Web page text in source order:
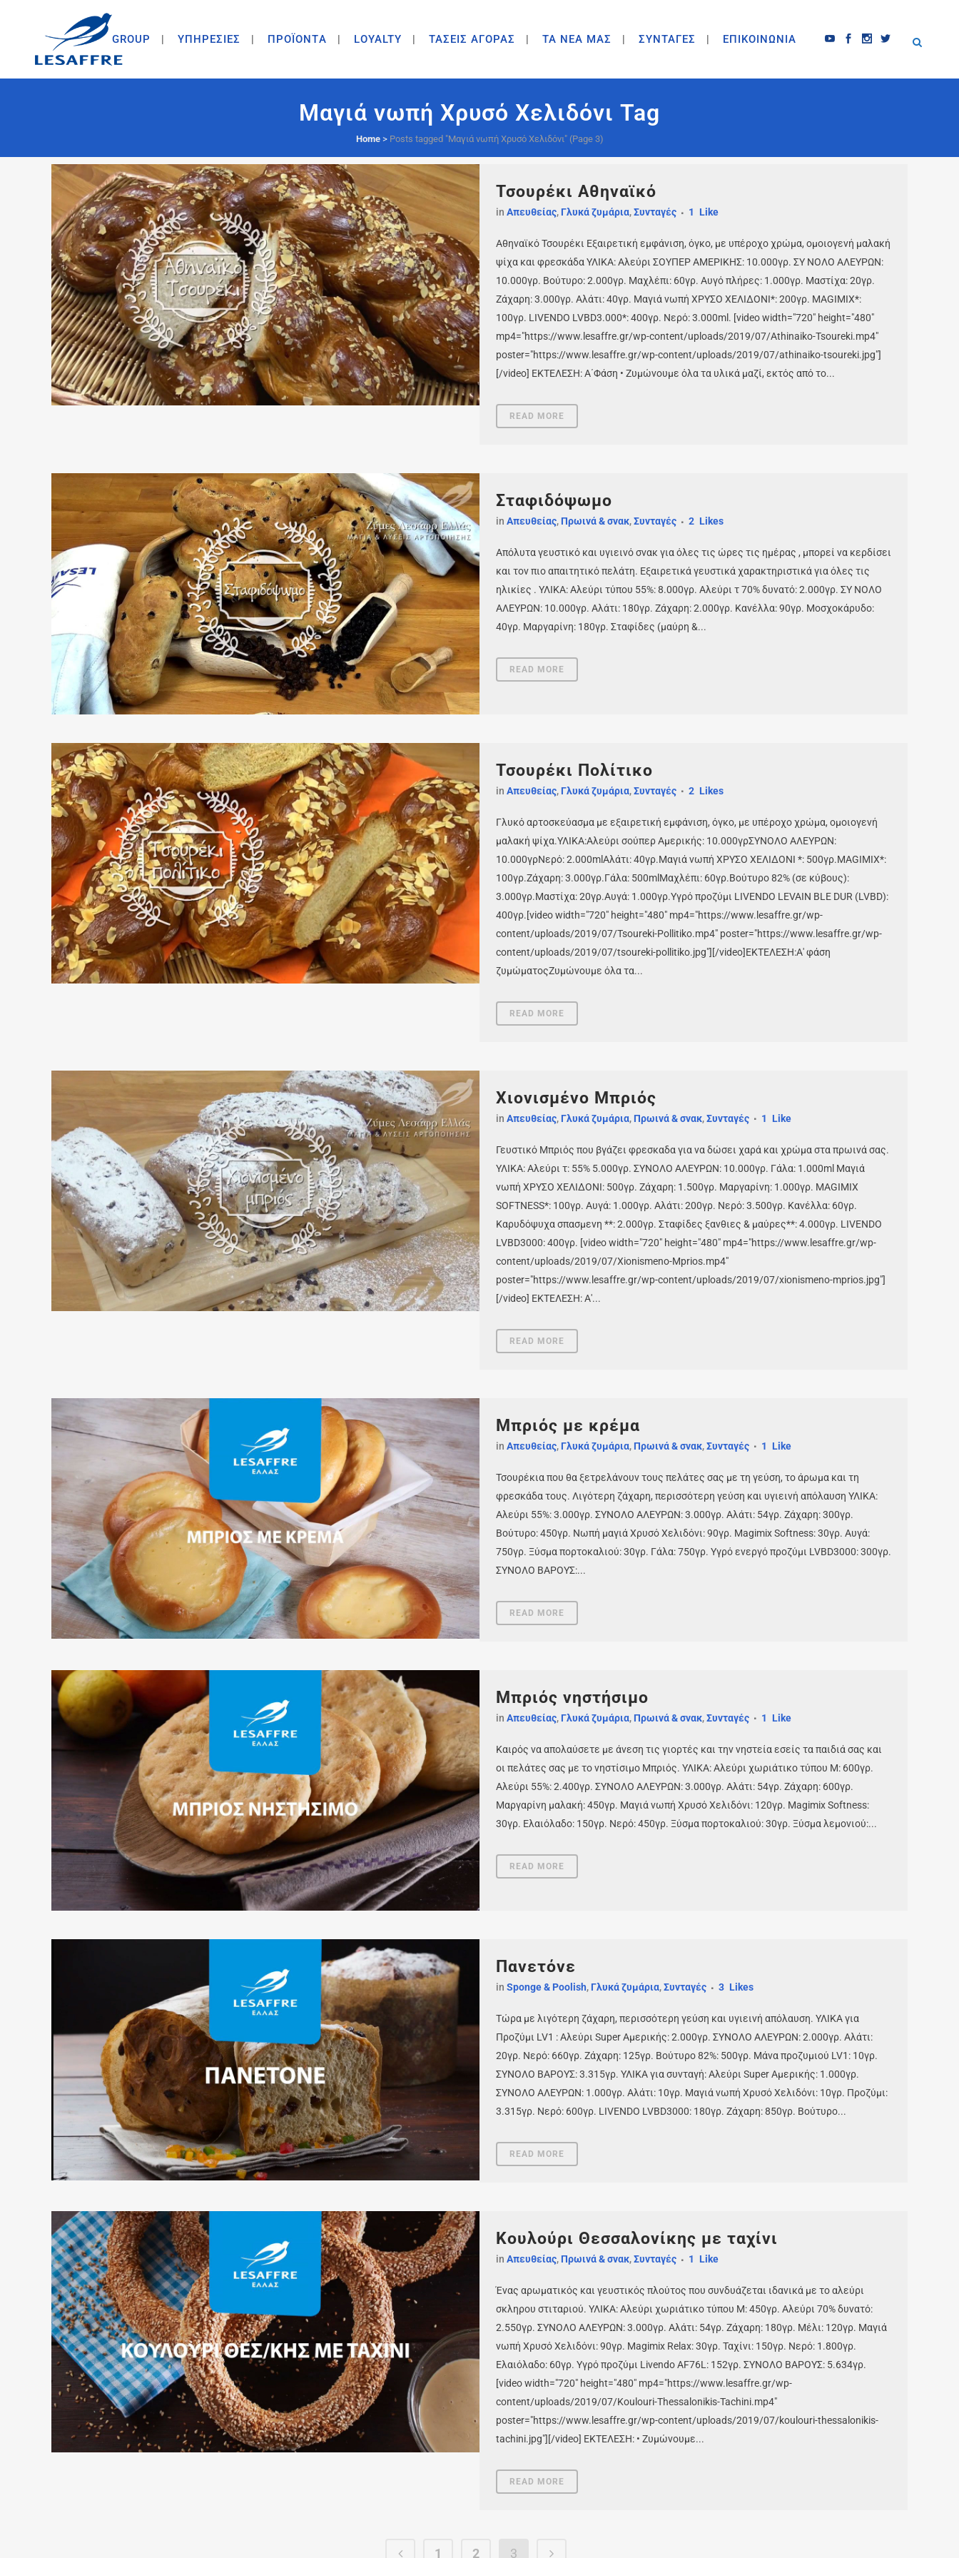
GROUP ΥΠΗΡΕΣΙΕΣ ΠΡΟΪΟΝΤA LOYALTY ΤΑΣΕΙΣ ΑΓΟΡΑΣ ΤΑ ΝΕΑ ΜΑΣ ΣΥΝΤΑΓΕΣ ΕΠΙΚΟΙΝΩΝΙΑ
Μαγιά νωπή Χρυσό Χελιδόνι Tag
Home> Posts tagged "Μαγιά νωπή Χρυσό Χελιδόνι"(Page 3)
Τσουρέκι Αθηναϊκό
in Απευθείας, Γλυκά ζυμάρια,Συνταγές 1 Like
Αθηναϊκό Τσουρέκι Εξαιρετική εμφάνιση, όγκο, με υπέροχο χρώμα, ομοιογενή μαλακή
ψίχα και φρεσκάδα ΥΛΙΚΑ: Αλεύρι ΣΟΥΠΕΡ ΑΜΕΡΙΚΗΣ: 10.000γρ. ΣΥ ΝΟΛΟ ΑΛΕΥΡΩΝ:
10.000γρ. Βούτυρο: 2.000γρ. Μαχλέπι: 60γρ. Αυγό πλήρες: 1.000γρ. Μαστίχα: 20γρ.
Ζάχαρη: 3.000γρ. Αλάτι: 40γρ. Μαγιά νωπή ΧΡΥΣΟ ΧΕΛΙΔΟΝΙ*: 200γρ. MAGIMIX*:
100γρ. LIVENDO LVBD3.000*: 400γρ. Νερό: 3.000ml. [video width="720" height="480"
mp4="https://www.lesaffre.gr/wp-content/uploads/2019/07/Athinaiko-Tsoureki.mp4"
poster="https://www.lesaffre.gr/wp-content/uploads/2019/07/athinaiko-tsoureki.jpg"]
[/video] ΕΚΤΕΛΕΣΗ: Α΄Φάση • Ζυμώνουμε όλα τα υλικά μαζί, εκτός από το...
READ MORE
Σταφιδόψωμο
in Απευθείας, Πρωινά & σνακ,Συνταγές 2 Likes
Απόλυτα γευστικό και υγιεινό σνακ για όλες τις ώρες τις ημέρας , μπορεί να κερδίσει
και τον πιο απαιτητικό πελάτη. Εξαιρετικά γευστικά χαρακτηριστικά για όλες τις
ηλικίες . ΥΛΙΚΑ: Αλεύρι τύπου 55%: 8.000γρ. Αλεύρι τ 70% δυνατό: 2.000γρ. ΣΥ ΝΟΛΟ
ΑΛΕΥΡΩΝ: 10.000γρ. Αλάτι: 180γρ. Ζάχαρη: 2.000γρ. Κανέλλα: 90γρ. Μοσχοκάρυδο:
40γρ. Μαργαρίνη: 180γρ. Σταφίδες (μαύρη &...
READ MORE
Τσουρέκι Πολίτικο
in Απευθείας, Γλυκά ζυμάρια,Συνταγές 2 Likes
Γλυκό αρτοσκεύασμα με εξαιρετική εμφάνιση, όγκο, με υπέροχο χρώμα, ομοιογενή
μαλακή ψίχα.ΥΛΙΚΑ:Αλεύρι σούπερ Aμερικής: 10.000γρΣΥΝΟΛΟ ΑΛΕΥΡΩΝ:
10.000γρΝερό: 2.000mlΑλάτι: 40γρ.Μαγιά νωπή ΧΡΥΣΟ ΧΕΛΙΔΟΝΙ *: 500γρ.MAGIMIX*:
100γρ.Ζάχαρη: 3.000γρ.Γάλα: 500mlΜαχλέπι: 60γρ.Βούτυρο 82% (σε κύβους):
3.000γρ.Μαστίχα: 20γρ.Αυγά: 1.000γρ.Υγρό προζύμι LIVENDO LEVAIN BLE DUR (LVBD):
400γρ.[video width="720" height="480" mp4="https://www.lesaffre.gr/wp-
content/uploads/2019/07/Tsoureki-Pollitiko.mp4" poster="https://www.lesaffre.gr/wp-
content/uploads/2019/07/tsoureki-pollitiko.jpg"][/video]ΕΚΤΕΛΕΣΗ:Α' φάση
ζυμώματοςΖυμώνουμε όλα τα...
READ MORE
Χιονισμένο Μπριός
in Απευθείας, Γλυκά ζυμάρια, Πρωινά & σνακ,Συνταγές 1 Like
Γευστικό Μπριός που βγάζει φρεσκαδα για να δώσει χαρά και χρώμα στα πρωινά σας.
ΥΛΙΚΑ: Αλεύρι τ: 55% 5.000γρ. ΣΥΝΟΛΟ ΑΛΕΥΡΩΝ: 10.000γρ. Γάλα: 1.000ml Μαγιά
νωπή ΧΡΥΣΟ ΧΕΛΙΔΟΝΙ: 500γρ. Ζάχαρη: 1.500γρ. Mαργαρίνη: 1.000γρ. MAGIMIX
SOFTNESS*: 100γρ. Αυγά: 1.000γρ. Αλάτι: 200γρ. Νερό: 3.500γρ. Κανέλλα: 60γρ.
Καρυδόψυχα σπασμενη **: 2.000γρ. Σταφίδες ξανθιες & μαύρες**: 4.000γρ. LIVENDO
LVBD3000: 400γρ. [video width="720" height="480" mp4="https://www.lesaffre.gr/wp-
content/uploads/2019/07/Xionismeno-Mprios.mp4"
poster="https://www.lesaffre.gr/wp-content/uploads/2019/07/xionismeno-mprios.jpg"]
[/video] ΕΚΤΕΛΕΣΗ: Α'...
READ MORE
Μπριός με κρέμα
in Απευθείας, Γλυκά ζυμάρια, Πρωινά & σνακ,Συνταγές 1 Like
Τσουρέκια που θα ξετρελάνουν τους πελάτες σας με τη γεύση, το άρωμα και τη
φρεσκάδα τους. Λιγότερη ζάχαρη, περισσότερη γεύση και υγιεινή απόλαυση ΥΛΙΚΑ:
Αλεύρι 55%: 3.000γρ. ΣΥΝΟΛΟ ΑΛΕΥΡΩΝ: 3.000γρ. Αλάτι: 54γρ. Ζάχαρη: 300γρ.
Βούτυρο: 450γρ. Νωπή μαγιά Χρυσό Χελιδόνι: 90γρ. Magimix Softness: 30γρ. Αυγά:
750γρ. Ξύσμα πορτοκαλιού: 30γρ. Γάλα: 750γρ. Υγρό ενεργό προζύμι LVBD3000: 300γρ.
ΣΥΝΟΛΟ ΒΑΡΟΥΣ:...
READ MORE
Μπριός νηστήσιμο
in Απευθείας, Γλυκά ζυμάρια, Πρωινά & σνακ,Συνταγές 1 Like
Καιρός να απολαύσετε με άνεση τις γιορτές και την νηστεία εσείς τα παιδιά σας και
οι πελάτες σας με το νηστίσιμο Μπριός. ΥΛΙΚΑ: Αλεύρι χωριάτικο τύπου Μ: 600γρ.
Αλεύρι 55%: 2.400γρ. ΣΥΝΟΛΟ ΑΛΕΥΡΩΝ: 3.000γρ. Αλάτι: 54γρ. Ζάχαρη: 600γρ.
Μαργαρίνη μαλακή: 450γρ. Μαγιά νωπή Χρυσό Χελιδόνι: 120γρ. Magimix Softness:
30γρ. Ελαιόλαδο: 150γρ. Νερό: 450γρ. Ξύσμα πορτοκαλιού: 30γρ. Ξύσμα λεμονιού:...
READ MORE
Πανετόνε
in Sponge & Poolish, Γλυκά ζυμάρια,Συνταγές 3 Likes
Τώρα με λιγότερη ζάχαρη, περισσότερη γεύση και υγιεινή απόλαυση. ΥΛΙΚΑ για
Προζύμι LV1 : Αλεύρι Super Αμερικής: 2.000γρ. ΣΥΝΟΛΟ ΑΛΕΥΡΩΝ: 2.000γρ. Αλάτι:
20γρ. Νερό: 660γρ. Ζάχαρη: 125γρ. Βούτυρο 82%: 500γρ. Μάνα προζυμιού LV1: 10γρ.
ΣΥΝΟΛΟ ΒΑΡΟΥΣ: 3.315γρ. ΥΛΙΚΑ για συνταγή: Αλεύρι Super Αμερικής: 1.000γρ.
ΣΥΝΟΛΟ ΑΛΕΥΡΩΝ: 1.000γρ. Αλάτι: 10γρ. Μαγιά νωπή Χρυσό Χελιδόνι: 10γρ. Προζύμι:
3.315γρ. Νερό: 600γρ. LIVENDO LVBD3000: 180γρ. Ζάχαρη: 850γρ. Βούτυρο...
READ MORE
Κουλούρι Θεσσαλονίκης με ταχίνι
in Απευθείας, Πρωινά & σνακ,Συνταγές 1 Like
Ένας αρωματικός και γευστικός πλούτος που συνδυάζεται ιδανικά με το αλεύρι
σκληρου στιταριού. ΥΛΙΚΑ: Αλεύρι χωριάτικο τύπου Μ: 450γρ. Αλεύρι 70% δυνατό:
2.550γρ. ΣΥΝΟΛΟ ΑΛΕΥΡΩΝ: 3.000γρ. Αλάτι: 54γρ. Ζάχαρη: 180γρ. Μέλι: 120γρ. Μαγιά
νωπή Χρυσό Χελιδόνι: 90γρ. Magimix Relax: 30γρ. Ταχίνι: 150γρ. Νερό: 1.800γρ.
Ελαιόλαδο: 60γρ. Υγρό προζύμι Livendo AF76L: 152γρ. ΣΥΝΟΛΟ ΒΑΡΟΥΣ: 5.634γρ.
[video width="720" height="480" mp4="https://www.lesaffre.gr/wp-
content/uploads/2019/07/Koulouri-Thessalonikis-Tachini.mp4"
poster="https://www.lesaffre.gr/wp-content/uploads/2019/07/koulouri-thessalonikis-
tachini.jpg"][/video] ΕΚΤΕΛΕΣΗ: • Ζυμώνουμε...
READ MORE
1 2 3